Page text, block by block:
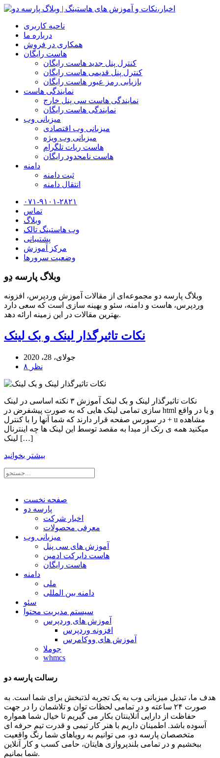
ناحیه کاربری
درباره ما
همکاری در فروش
هاست رایگان
کنترل پنل جدید هاست رایگان
کنترل پنل قدیمی هاست رایگان
بازیابی رمز عبور هاست رایگان
نمایندگی هاست
نمایندگی هاست سی پنل خارج
نمایندگی هاست رایگان
میزبانی وب
میزبانی وب اقتصادی
میزبانی وب ویژه
هاست ربات تلگرام
هاست نامحدود رایگان
دامنه
ثبت دامنه
انتقال دامنه
۰۷۱-۹۱۰۱-۲۸۲۱
تماس
وبلاگ
وب هاستینگ تالک
پشتیبانی
مرکز آموزش
وضعیت سرورها
وبلاگ پارسه دِو
وبلاگ پارسه دو مجموعه‌ای از مقالات آموزش وردپرس، افزونه
وردپرس، هاست و دامنه، سئو و بهینه سازی است که سعی دارد
بهترین مقالات در این زمینه ارائه دهد.
نکات تاثیرگذار لینک و بک لینک
جولای، 28، 2020
۸ نظر
نکات تاثیرگذار لینک و بک لینک آموزش ۳ نکته اساسی در لینک
سازی تمامی لینک هایی که به صورت پیشفرض در html و یا در واقع
در سورس صفحه قرار دارند که شما آنها را با کنترل + u مشاهده
میکنید همه ی رنک از مبدا به مقصد توسط این لینک ها چه اینترنال
لینک […]
بیشتر بخوانید
صفحه نخست
پارسه دو
اخبار شرکت
معرفی محصولات
میزبانی وب
آموزش های سی پنل
هاست دایرکت ادمین
هاست رایگان
دامنه
ملی
دامنه بین المللی
سئو
سیستم مدیریت محتوا
آموزش های وردپرس
افزونه وردپرس
آموزش های ووکامرس
جوملا
whmcs
رسالت پارسه دو
هدف ما، تبدیل میزبانی وب به یک تجربه لذتبخش برای شما است. به
صورت ۲۴ ساعته و در تمامی لحظات توان و تلاشمان را در جهت
حفاظت از دارایی آنلاینتان بکار می گیریم تا خیال شما همواره
آسوده باشد. اطمینان داریم با هنر کار تیمی و قدرت تیم حرفه ای
متخصصان پارسه دو، می توانیم به رویاهای شما رنگ واقعیت
ببخشیم و در تمامی بلندپروازی هایتان، حامی کسب و کار آنلاین
شما بمانیم.